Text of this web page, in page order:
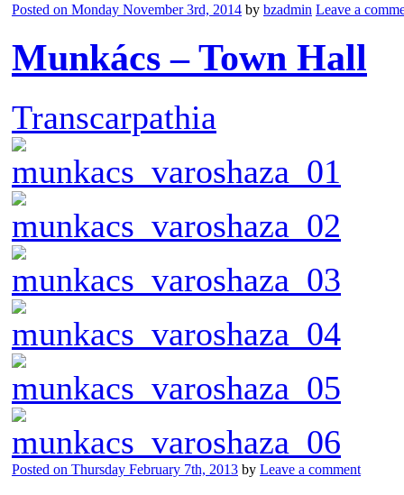
Posted on Monday November 3rd, 2014 by bzadmin Leave a
Munkács – Town Hall
Transcarpathia
Posted on Thursday February 7th, 2013 by Leave a comment